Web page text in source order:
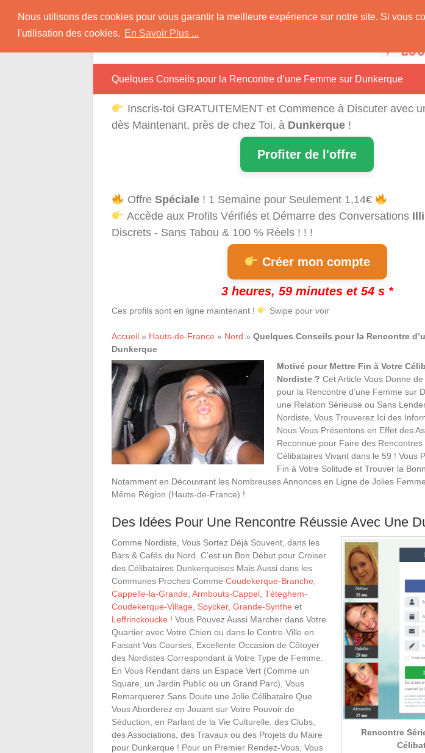
Nous utilisons des cookies pour vous garantir la meilleure expérience sur notre site. Si vous
l'utilisation des cookies. En Savoir Plus ...
content
Rencontres Région
Rencontrez Une Célibataire Près de chez Vous !
Quelques Conseils pour la Rencontre d’une Femme sur Dunkerque
Inscris-toi GRATUITEMENT et Commence à Discuter avec
dès Maintenant, près de chez Toi, à Dunkerque !
Profiter de l'offre
Offre Spéciale! 1 Semaine pour Seulement 1,14€
Accède aux Profils Vérifiés et Démarre des Conversations
Discrets - Sans Tabou & 100 % Réels ! ! !
Créer mon compte
3 heures, 59 minutes et 53 s *
Ces profils sont en ligne maintenant ! Swipe pour voir
Accueil » Hauts-de-France » Nord » Quelques Conseils pour la Rencontre
Dunkerque
Motivé pour Mettre Fin à Votre
Nordiste ? Cet Article Vous Donne
pour la Rencontre d’une Femme sur
une Relation Sérieuse ou Sans
Nordiste, Vous Trouverez Ici des
Nous Vous Présentons en Effet des
Reconnue pour Faire des Rencontres
Célibataires Vivant dans le 59 ! Vous
Fin à Votre Solitude et Trouver la
Notamment en Découvrant les Nombreuses Annonces en Ligne de Jolies
Même Région (Hauts-de-France) !
Des Idées Pour Une Rencontre Réussie Avec Une
Rencontre
Comme Nordiste, Vous Sortez Déjà Souvent, dans les
Bars & Cafés du Nord. C’est un Bon Début pour Croiser
des Célibataires Dunkerquoises Mais Aussi dans les
Communes Proches Comme Coudekerque-Branche
Cappelle-la-Grande Armbouts-Cappel Téteghem-
Coudekerque-Village
Spycker, Grande-Synthe et
Leffrinckoucke ! Vous Pouvez Aussi Marcher dans Votre
Quartier avec Votre Chien ou dans le Centre-Ville en
Faisant Vos Courses, Excellente Occasion de Côtoyer
des Nordistes Correspondant à Votre Type de Femme.
En Vous Rendant dans un Espace Vert (Comme un
Square, un Jardin Public ou un Grand Parc), Vous
Remarquerez Sans Doute une Jolie Célibataire Que
Vous Aborderez en Jouant sur Votre Pouvoir de
Séduction, en Parlant de la Vie Culturelle, des Clubs,
des Associations, des Travaux ou des Projets du Maire
pour Dunkerque ! Pour un Premier Rendez-Vous, Vous